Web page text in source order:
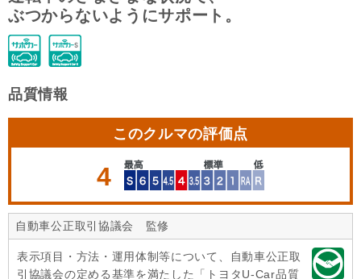
ぶつからないようにサポート。
品質情報
このクルマの評価点
4
自動車公正取引協議会 監修
表示項目・方法・運用体制等について、自動車公正取
引協議会の定める基準を満たした「トヨタU-Car品質